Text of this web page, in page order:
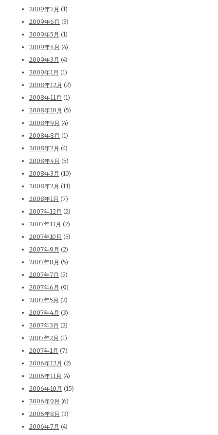
2009年7月 (1)
2009年6月 (3)
2009年5月 (1)
2009年4月 (4)
2009年3月 (4)
2009年1月 (1)
2008年12月 (2)
2008年11月 (1)
2008年10月 (5)
2008年9月 (4)
2008年8月 (1)
2008年7月 (4)
2008年4月 (5)
2008年3月 (10)
2008年2月 (11)
2008年1月 (7)
2007年12月 (2)
2007年11月 (2)
2007年10月 (5)
2007年9月 (2)
2007年8月 (5)
2007年7月 (5)
2007年6月 (9)
2007年5月 (2)
2007年4月 (3)
2007年3月 (2)
2007年2月 (1)
2007年1月 (7)
2006年12月 (2)
2006年11月 (4)
2006年10月 (15)
2006年9月 (6)
2006年8月 (3)
2006年7月 (4)